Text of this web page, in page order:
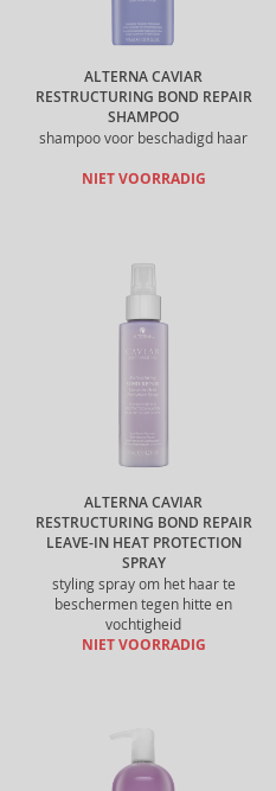
ALTERNA CAVIAR
RESTRUCTURING BOND REPAIR
SHAMPOO
shampoo voor beschadigd haar
NIET VOORRADIG
ALTERNA CAVIAR
RESTRUCTURING BOND REPAIR
LEAVE-IN HEAT PROTECTION
SPRAY
styling spray om het haar te
beschermen tegen hitte en
vochtigheid
NIET VOORRADIG